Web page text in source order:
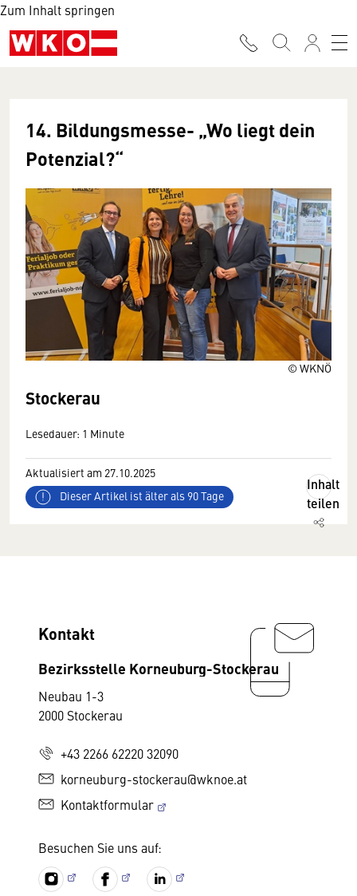
Zum Inhalt springen
© WKNÖ
14. Bildungsmesse- „Wo liegt dein
Potenzial?“
Stockerau
Lesedauer: 1 Minute
Aktualisiert am 27.10.2025
Dieser Artikel ist älter als 90 Tage
Inhalt
teilen
Kontakt
Bezirksstelle Korneuburg-Stockerau
Neubau 1-3
2000 Stockerau
+43 2266 62220 32090
korneuburg-stockerau@wknoe.at
Kontaktformular
Besuchen Sie uns auf: